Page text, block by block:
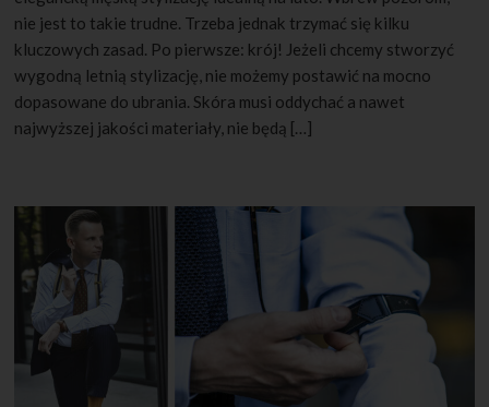
nie jest to takie trudne. Trzeba jednak trzymać się kilku
kluczowych zasad. Po pierwsze: krój! Jeżeli chcemy stworzyć
wygodną letnią stylizację, nie możemy postawić na mocno
dopasowane do ubrania. Skóra musi oddychać a nawet
najwyższej jakości materiały, nie będą […]